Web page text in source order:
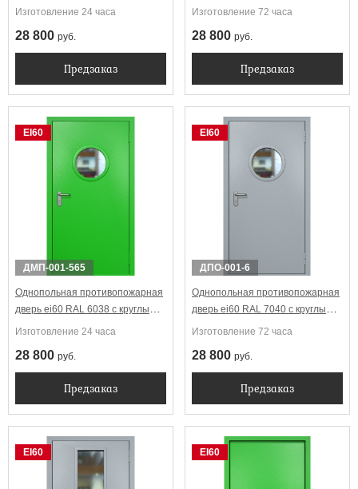
стеклопакетом
Изготовление 24 часа
28 800 руб.
Предзаказ
стеклопакетом
Изготовление 72 часа
28 800 руб.
Предзаказ
EI60
ДМП-001-565
Однопольная противопожарная
дверь ei60 RAL 6038 с круглым
стеклопакетом
Изготовление 24 часа
28 800 руб.
Предзаказ
EI60
ДПО-001-6
Однопольная противопожарная
дверь ei60 RAL 7040 с круглым
стеклопакетом
Изготовление 72 часа
28 800 руб.
Предзаказ
EI60 EI60